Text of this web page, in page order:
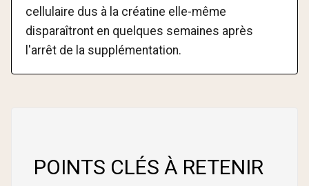
cellulaire dus à la créatine elle-même
disparaîtront en quelques semaines après
l'arrêt de la supplémentation.
POINTS CLÉS À RETENIR